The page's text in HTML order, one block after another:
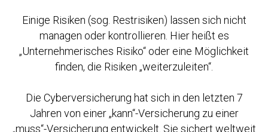
Einige Risiken (sog. Restrisiken) lassen sich nicht
managen oder kontrollieren. Hier heißt es
„Unternehmerisches Risiko“ oder eine Möglichkeit
finden, die Risiken „weiterzuleiten“.
Die Cyberversicherung hat sich in den letzten 7
Jahren von einer „kann“-Versicherung zu einer
„muss“-Versicherung entwickelt. Sie sichert weltweit